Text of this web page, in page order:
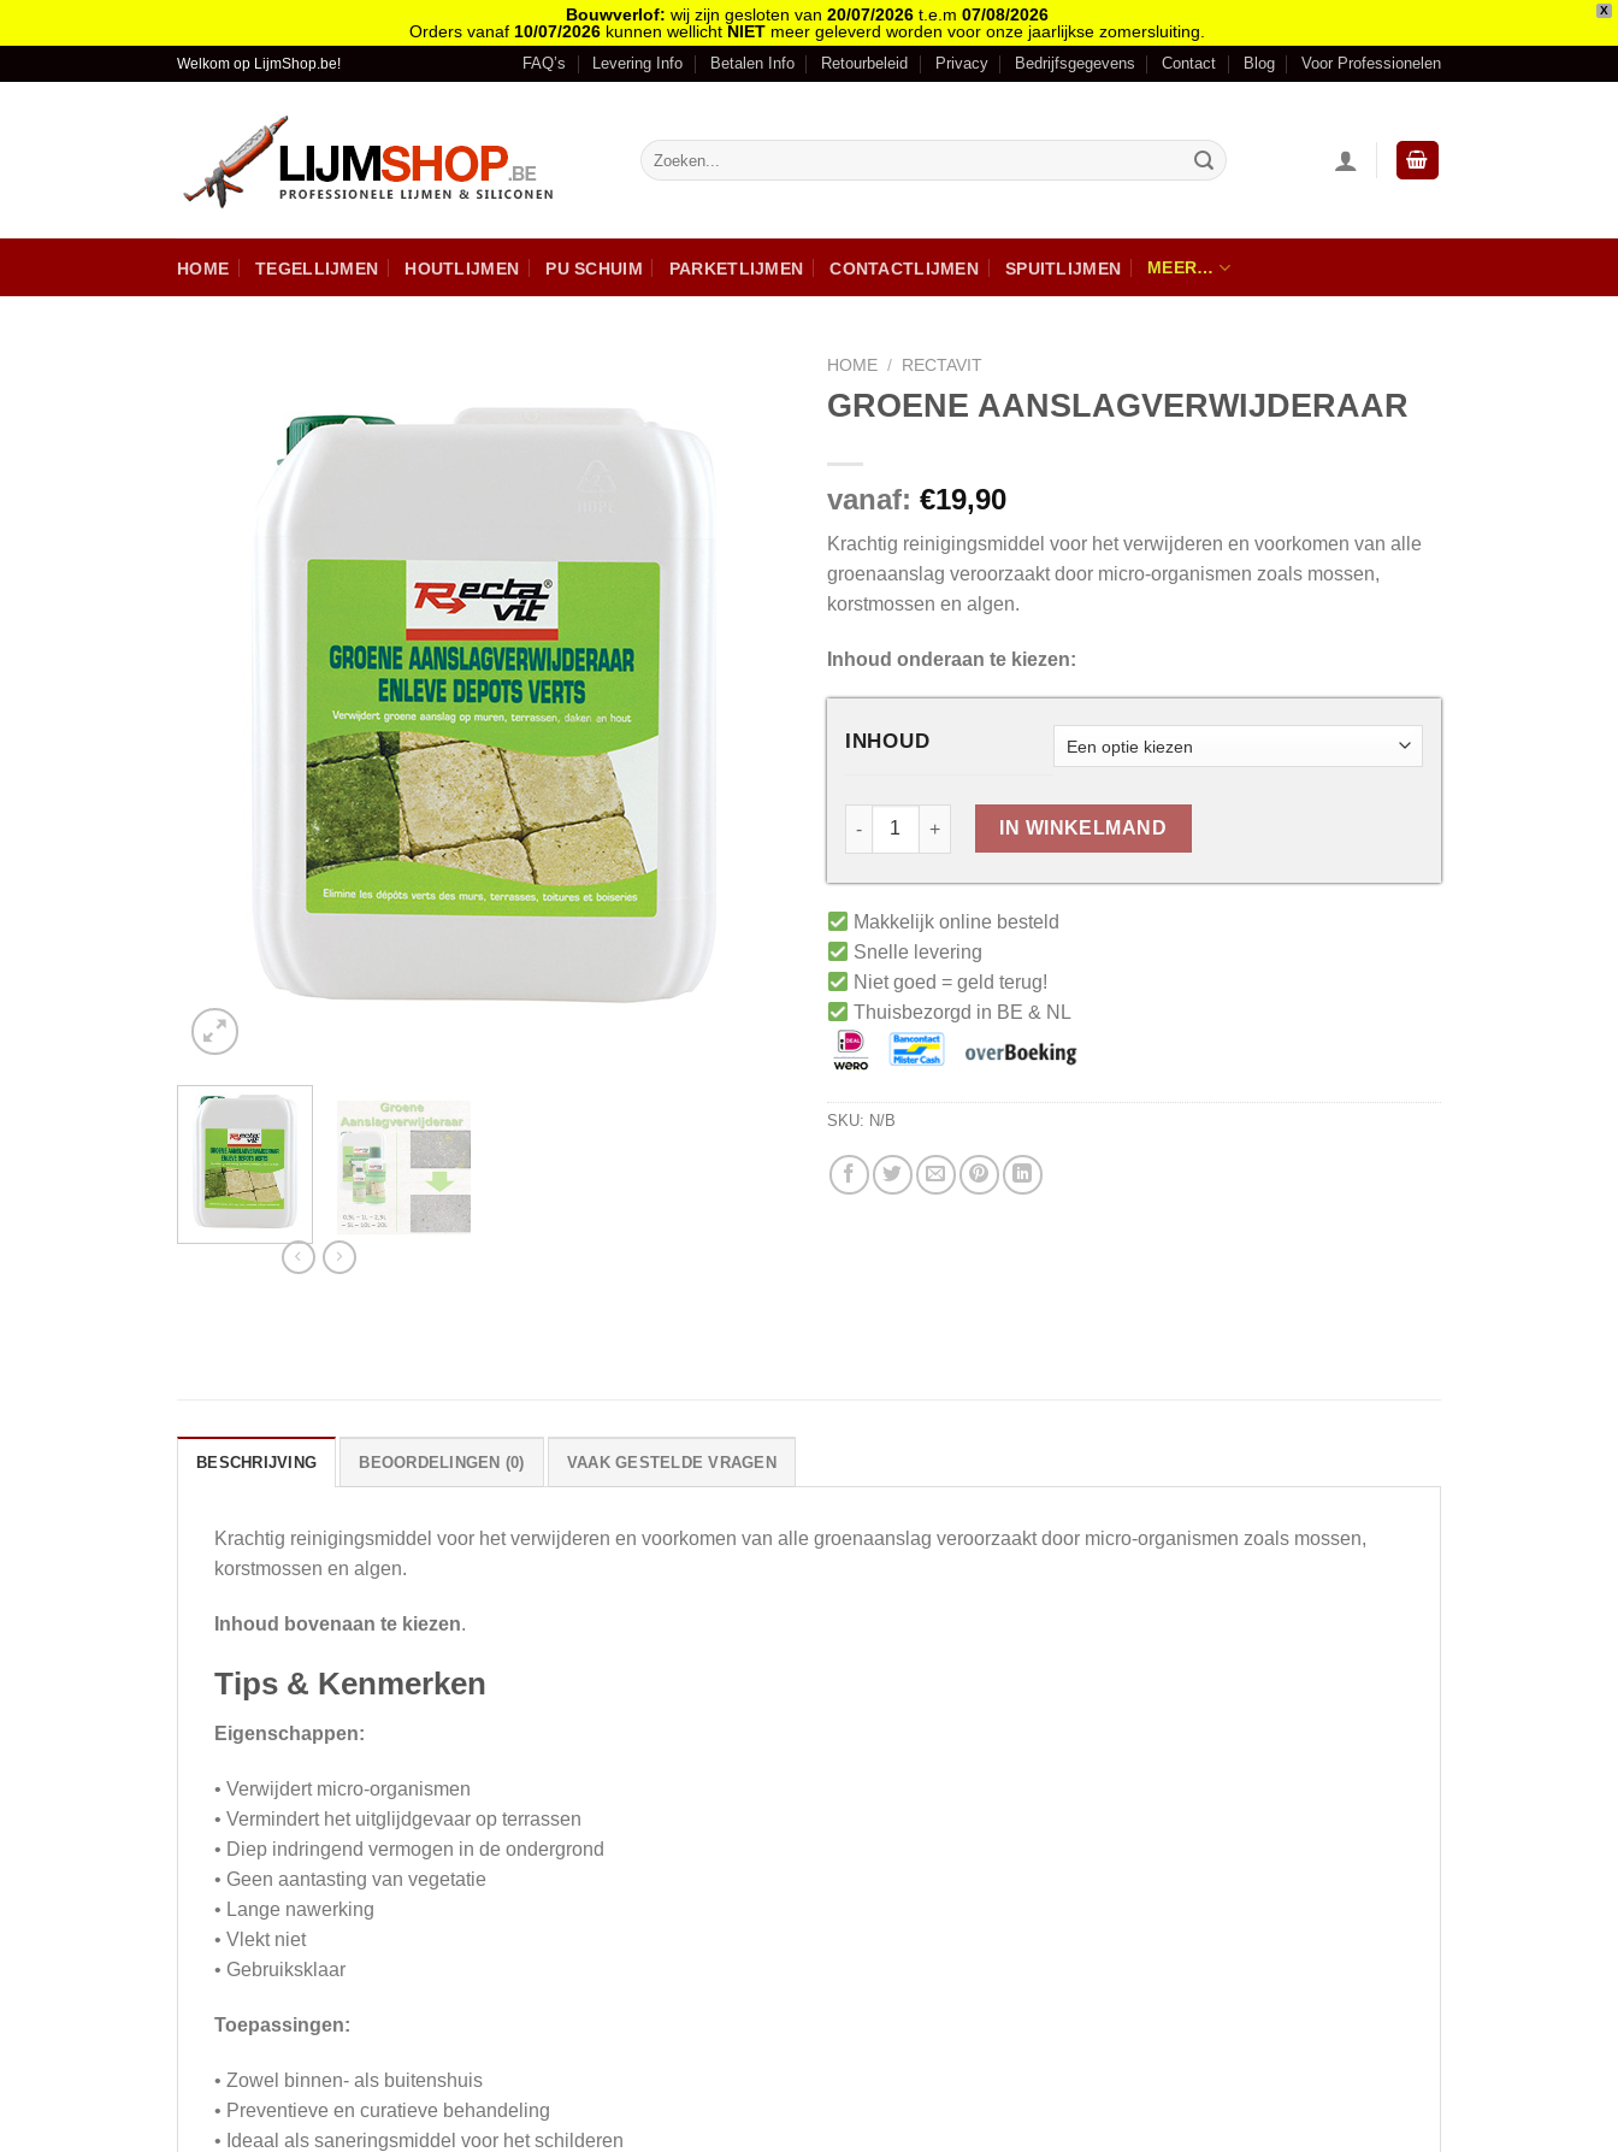
X
Bouwverlof: wij zijn gesloten van 20/07/2026t.e.m 07/08/2026
Orders vanaf 10/07/2026kunnen wellicht NIETmeer geleverd worden voor onze jaarlijkse zomersluiting.
Welkom op LijmShop.be! FAQ’s Levering Info Betalen Info Retourbeleid Privacy Bedrijfsgegevens Contact Blog Voor Professionelen
HOME TEGELLIJMEN HOUTLIJMEN PU SCHUIM PARKETLIJMEN CONTACTLIJMEN SPUITLIJMEN MEER…
HOME / RECTAVIT
GROENE AANSLAGVERWIJDERAAR
vanaf: €19,90
Krachtig reinigingsmiddel voor het verwijderen en voorkomen van alle
groenaanslag veroorzaakt door micro-organismen zoals mossen,
korstmossen en algen.
Inhoud onderaan te kiezen:
INHOUD
IN WINKELMAND
Makkelijk online besteld
Snelle levering
Niet goed = geld terug!
Thuisbezorgd in BE & NL
SKU: N/B
BESCHRIJVING BEOORDELINGEN (0) VAAK GESTELDE VRAGEN
Krachtig reinigingsmiddel voor het verwijderen en voorkomen van alle groenaanslag veroorzaakt door micro-organismen zoals mossen,
korstmossen en algen.
Inhoud bovenaan te kiezen.
Tips & Kenmerken
Eigenschappen:
• Verwijdert micro-organismen
• Vermindert het uitglijdgevaar op terrassen
• Diep indringend vermogen in de ondergrond
• Geen aantasting van vegetatie
• Lange nawerking
• Vlekt niet
• Gebruiksklaar
Toepassingen:
• Zowel binnen- als buitenshuis
• Preventieve en curatieve behandeling
• Ideaal als saneringsmiddel voor het schilderen